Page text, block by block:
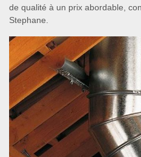
de qualité à un prix abordable,
Stephane.